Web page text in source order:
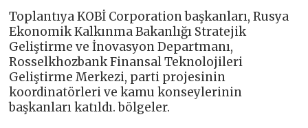
Toplantıya KOBİ Corporation başkanları, Rusya
Ekonomik Kalkınma Bakanlığı Stratejik
Geliştirme ve İnovasyon Departmanı,
Rosselkhozbank Finansal Teknolojileri
Geliştirme Merkezi, parti projesinin
koordinatörleri ve kamu konseylerinin
başkanları katıldı. bölgeler.